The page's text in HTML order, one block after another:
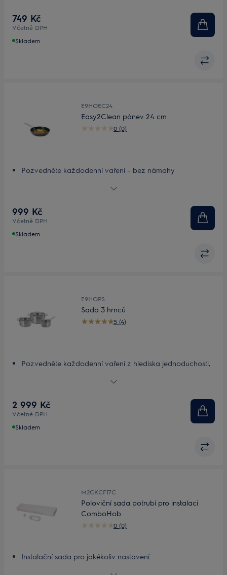
749 Kč
Včetně DPH
Skladem
E9HOEC24
0 (0)
Easy2Clean pánev 24 cm
Pozvedněte každodenní vaření – bez námahy
Nepřilnavý povrch pro snadné vaření i čištění
Poradí si s teplem na každé varné desce
999 Kč
Včetně DPH
Skladem
E9HOPS
5 (4)
Sada 3 hrnců
Pozvedněte každodenní vaření z hlediska jednoduchosti,
Všestranné nádobí na vaření
Lepší přehled při vaření a čistší varná deska
Poradí si s teplem na každé varné desce
2 999 Kč
Včetně DPH
Skladem
M2CKCF17C
0 (0)
Poloviční sada potrubí pro instalaci
ComboHob
Instalační sada pro jakékoliv nastavení